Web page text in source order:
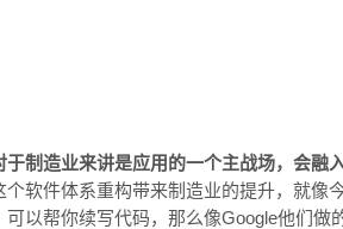
制造业来讲是应用的一个主战场，会融
软件体系重构带来制造业的提升，就
以帮你续写代码，那么像Google他们